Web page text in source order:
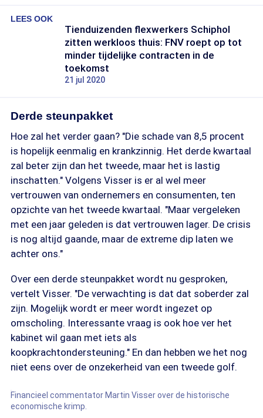
LEES OOK
Tienduizenden flexwerkers Schiphol
zitten werkloos thuis: FNV roept op tot
minder tijdelijke contracten in de
toekomst
21 jul 2020
Derde steunpakket
Hoe zal het verder gaan? "Die schade van 8,5 procent
is hopelijk eenmalig en krankzinnig. Het derde kwartaal
zal beter zijn dan het tweede, maar het is lastig
inschatten." Volgens Visser is er al wel meer
vertrouwen van ondernemers en consumenten, ten
opzichte van het tweede kwartaal. "Maar vergeleken
met een jaar geleden is dat vertrouwen lager. De crisis
is nog altijd gaande, maar de extreme dip laten we
achter ons."
Over een derde steunpakket wordt nu gesproken,
vertelt Visser. "De verwachting is dat dat soberder zal
zijn. Mogelijk wordt er meer wordt ingezet op
omscholing. Interessante vraag is ook hoe ver het
kabinet wil gaan met iets als
koopkrachtondersteuning." En dan hebben we het nog
niet eens over de onzekerheid van een tweede golf.
Financieel commentator Martin Visser over de historische
economische krimp.